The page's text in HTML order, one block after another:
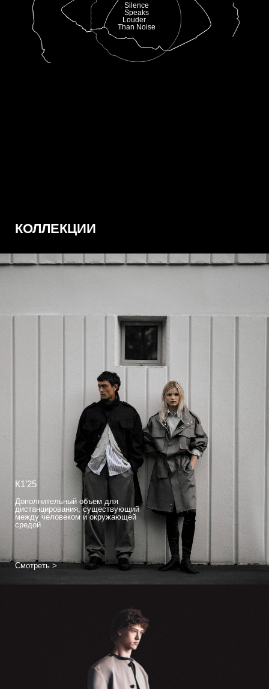
Silence
Speaks
Louder
Than Noise
КОЛЛЕКЦИИ
К1’25
Дополнительный объем для
дистанцирования, существующий
между человеком и окружающей
средой
Смотреть >